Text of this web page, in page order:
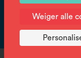
Weiger alle